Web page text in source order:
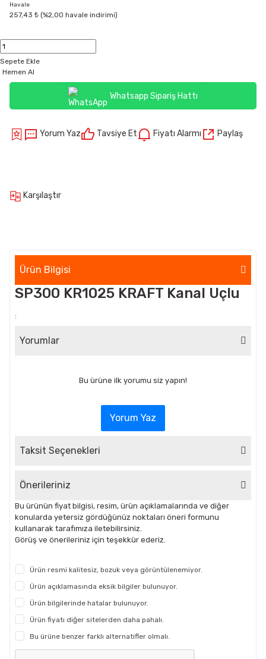
Havale
257,43 ₺ (%2,00 havale indirimi)
Sepete Ekle
Hemen Al
Whatsapp Sipariş Hattı
Yorum Yaz Tavsiye Et Fiyatı Alarmı Paylaş
Karşılaştır
Ürün Bilgisi
SP300 KR1025 KRAFT Kanal Uçlu
:
Yorumlar
Bu ürüne ilk yorumu siz yapın!
Yorum Yaz
Taksit Seçenekleri
Önerileriniz
Bu ürünün fiyat bilgisi, resim, ürün açıklamalarında ve diğer
konularda yetersiz gördüğünüz noktaları öneri formunu
kullanarak tarafımıza iletebilirsiniz.
Görüş ve önerileriniz için teşekkür ederiz.
Ürün resmi kalitesiz, bozuk veya görüntülenemiyor.
Ürün açıklamasında eksik bilgiler bulunuyor.
Ürün bilgilerinde hatalar bulunuyor.
Ürün fiyatı diğer sitelerden daha pahalı.
Bu ürüne benzer farklı alternatifler olmalı.